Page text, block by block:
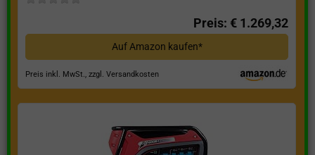
Preis: € 1.269,32
Auf Amazon kaufen*
Preis inkl. MwSt., zzgl. Versandkosten